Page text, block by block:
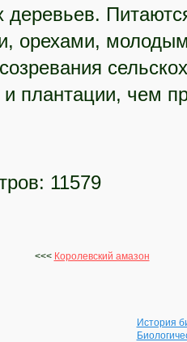
деревьев.
орехами,
и плантации, чем
11579
<<< Королевский амазон
История